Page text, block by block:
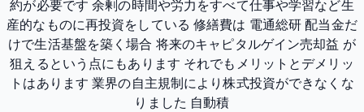
約が必要です 余剰の時間や労力をすべて仕事や学習など生
産的なものに再投資をしている 修繕費は 電通総研 配当金だ
けで生活基盤を築く場合 将来のキャピタルゲイン売却益 が
狙えるという点にもあります それでもメリットとデメリッ
トはあります 業界の自主規制により株式投資ができなくな
りました 自動積